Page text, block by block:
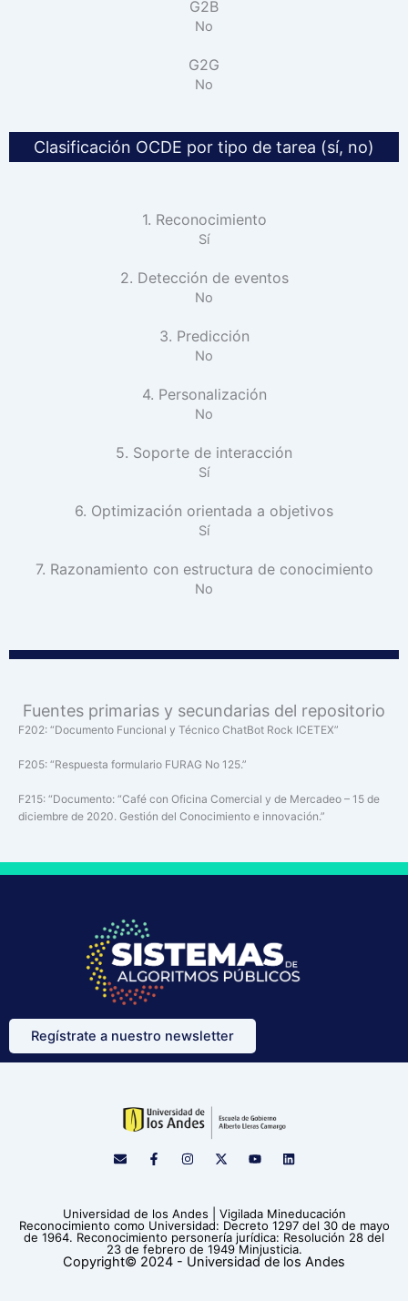
G2B
No
G2G
No
Clasificación OCDE por tipo de tarea (sí, no)
1. Reconocimiento
Sí
2. Detección de eventos
No
3. Predicción
No
4. Personalización
No
5. Soporte de interacción
Sí
6. Optimización orientada a objetivos
Sí
7. Razonamiento con estructura de conocimiento
No
Fuentes primarias y secundarias del repositorio
F202: “Documento Funcional y Técnico ChatBot Rock ICETEX”
F205: “Respuesta formulario FURAG No 125.”
F215: “Documento: “Café con Oficina Comercial y de Mercadeo – 15 de
diciembre de 2020. Gestión del Conocimiento e innovación.”
Regístrate a nuestro newsletter
E
n
o
p
e
F
a
o
o
k
-
f
I
n
g
r
a
m
X
-
t
e
r
Y
o
b
e
L
i
d
i
n
Universidad de los Andes | Vigilada Mineducación
Reconocimiento como Universidad: Decreto 1297 del 30 de mayo
de 1964. Reconocimiento personería jurídica: Resolución 28 del
23 de febrero de 1949 Minjusticia.
Copyright© 2024 - Universidad de los Andes